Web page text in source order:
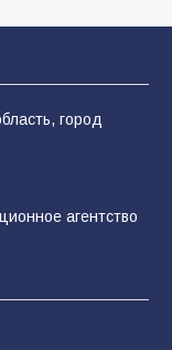
на самом
в августе
почему
город
агентство